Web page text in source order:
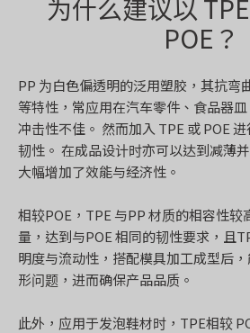
为什么建议以
POE？
PP 为白色偏透明的泛用塑胶，其抗弯
等特性，常应用在汽车零件、食品器
冲击性不佳。 然而加入 TPE 或 POE
韧性。 在成品设计时亦可以达到减薄
大幅增加了效能与经济性。
相较POE，TPE 与PP 材质的相容性较
量，达到与POE 相同的韧性要求，且
明度与流动性，搭配模具加工成型后
形问题，进而确保产品品质。
此外，应用于发泡鞋材时，TPE相较